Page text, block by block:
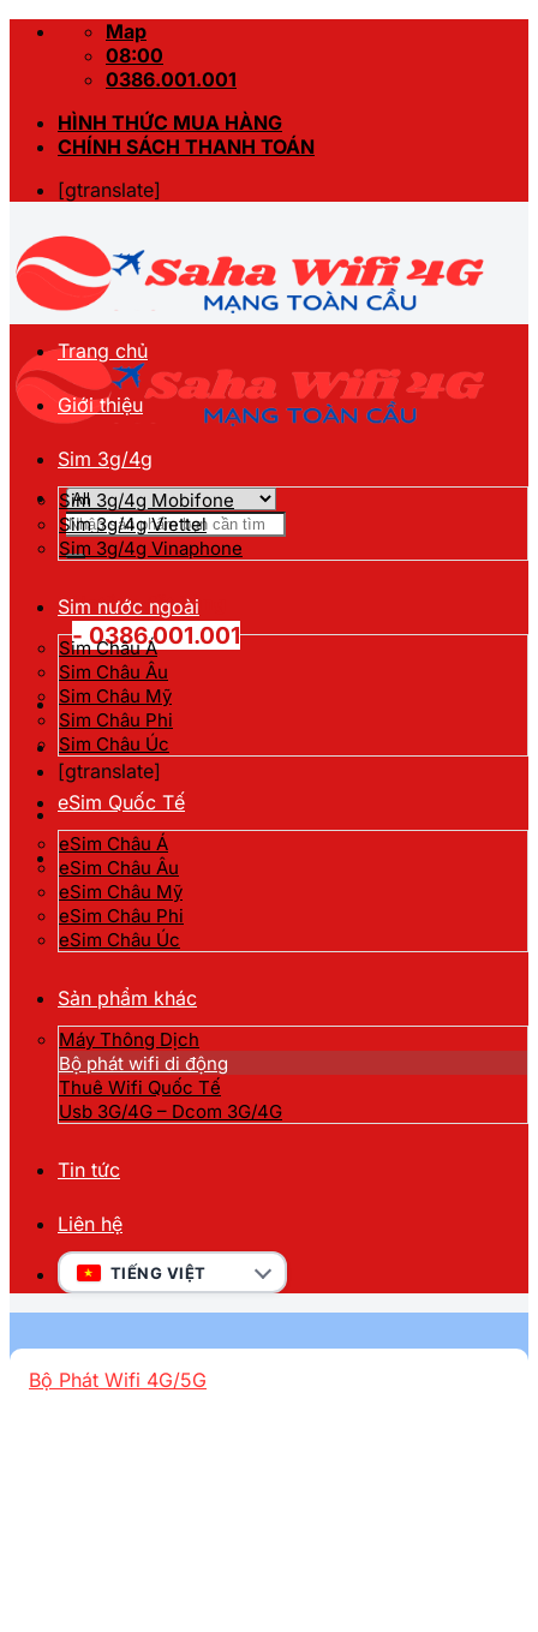
Skip
Map
08:00
0386.001.001
HÌNH THỨC MUA HÀNG
CHÍNH SÁCH THANH TOÁN
[gtranslate]
Tìm
kiếm:
Hotline đặt hàng
- 0386.001.001
[gtranslate]
Trang chủ
Giới thiệu
Sim 3g/4g
Sim 3g/4g Mobifone
Sim 3g/4g Viettel
Sim 3g/4g Vinaphone
Sim nước ngoài
Sim Châu Á
Sim Châu Âu
Sim Châu Mỹ
Sim Châu Phi
Sim Châu Úc
eSim Quốc Tế
eSim Châu Á
eSim Châu Âu
eSim Châu Mỹ
eSim Châu Phi
eSim Châu Úc
Sản phẩm khác
Máy Thông Dịch
Bộ phát wifi di động
Thuê Wifi Quốc Tế
Usb 3G/4G – Dcom 3G/4G
Tin tức
Liên hệ
TIẾNG VIỆT
Bộ Phát Wifi 4G/5G